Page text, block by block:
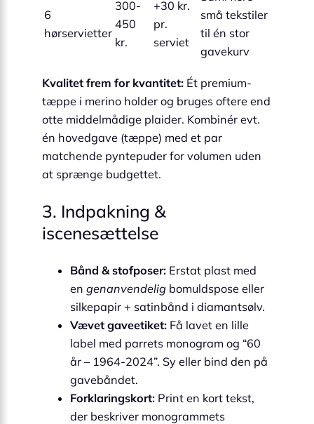
6
hørservietter
300-
450
kr.
+30 kr.
pr.
serviet
små tekstiler
til én stor
gavekurv
Kvalitet frem for kvantitet: Ét premium-
tæppe i merino holder og bruges oftere end
otte middelmådige plaider. Kombinér evt.
én hovedgave (tæppe) med et par
matchende pyntepuder for volumen uden
at sprænge budgettet.
3. Indpakning &
iscenesættelse
Bånd & stofposer: Erstat plast med
en genanvendelig bomulds­pose eller
silkepapir + satinbånd i diamantsølv.
Vævet gaveetiket: Få lavet en lille
label med parrets monogram og “60
år – 1964-2024”. Sy eller bind den på
gavebåndet.
Forklaringskort: Print en kort tekst,
der beskriver monogrammets